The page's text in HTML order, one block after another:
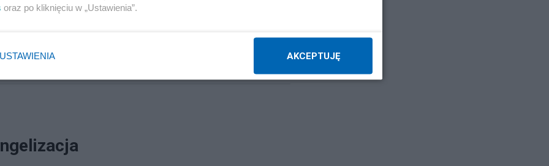
tytułu najnowszego wpisy na blogu Sabine Hossenfelder.A jest on
martw się."...
oraz po kliknięciu w „Ustawienia”.
USTAWIENIA AKCEPTUJĘ